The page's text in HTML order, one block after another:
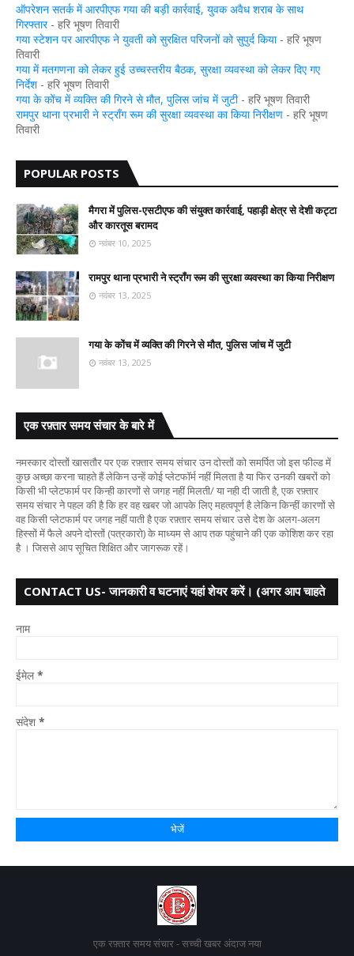
ऑपरेशन सतर्क में आरपीएफ गया की बड़ी कार्रवाई, युवक अवैध शराब के साथ
गिरफ्तार- हरि भूषण तिवारी
गया स्टेशन पर आरपीएफ ने युवती को सुरक्षित परिजनों को सुपुर्द किया- हरि भूषण
तिवारी
गया में मतगणना को लेकर हुई उच्चस्तरीय बैठक, सुरक्षा व्यवस्था को लेकर दिए गए
निर्देश- हरि भूषण तिवारी
गया के कोंच में व्यक्ति की गिरने से मौत, पुलिस जांच में जुटी- हरि भूषण तिवारी
रामपुर थाना प्रभारी ने स्ट्रॉंग रूम की सुरक्षा व्यवस्था का किया निरीक्षण - हरि भूषण
तिवारी
POPULAR POSTS
मैगरा में पुलिस-एसटीएफ की संयुक्त कार्रवाई, पहाड़ी क्षेत्र से देशी कट्टा
और कारतूस बरामद
नवंबर 10, 2025
रामपुर थाना प्रभारी ने स्ट्रॉंग रूम की सुरक्षा व्यवस्था का किया निरीक्षण
नवंबर 13, 2025
गया के कोंच में व्यक्ति की गिरने से मौत, पुलिस जांच में जुटी
नवंबर 13, 2025
एक रफ़्तार समय संचार के बारे में
नमस्कार दोस्तों खासतौर पर एक रफ़्तार समय संचार उन दोस्तों को समर्पित जो इस फील्ड में
कुछ अच्छा करना चाहते हैं लेकिन उन्हें कोई प्लेटफॉर्म नहीं मिलता है या फिर उनकी खबरों को
किसी भी प्लेटफार्म पर किन्ही कारणों से जगह नहीं मिलती/ या नही दी जाती है, एक रफ़्तार
समय संचार ने पहल की है कि हर वह खबर जो आपके लिए महत्वपूर्ण है लेकिन किन्हीं कारणों से
वह किसी प्लेटफार्म पर जगह नहीं पाती है एक रफ़्तार समय संचार उसे देश के अलग-अलग
हिस्सों में फैले अपने दोस्तों (पत्रकारो) के माध्यम से आप तक पहुंचाने की एक कोशिश कर रहा
है । जिससे आप सूचित शिक्षित और जागरूक रहें।
CONTACT US- जानकारी व घटनाएं यहां शेयर करें। (अगर आप चाहते
नाम
ईमेल*
संदेश *
एक रफ़्तार समय संचार - सच्ची खबर अंदाज नया